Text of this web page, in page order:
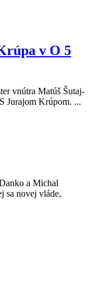
v O 5
vnútra Matúš Šutaj-
Jurajom Krúpom. ...
a Michal
sa novej vláde,